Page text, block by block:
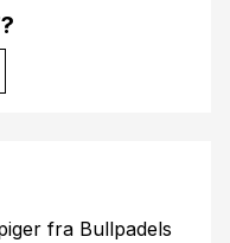
fra Bullpadels